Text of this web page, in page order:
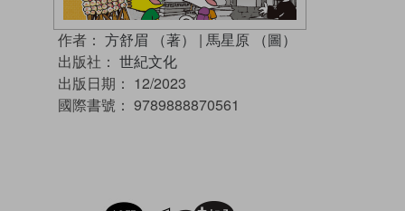
作者： 方舒眉 （著） | 馬星原 （圖）
出版社： 世紀文化
出版日期： 12/2023
國際書號： 9789888870561